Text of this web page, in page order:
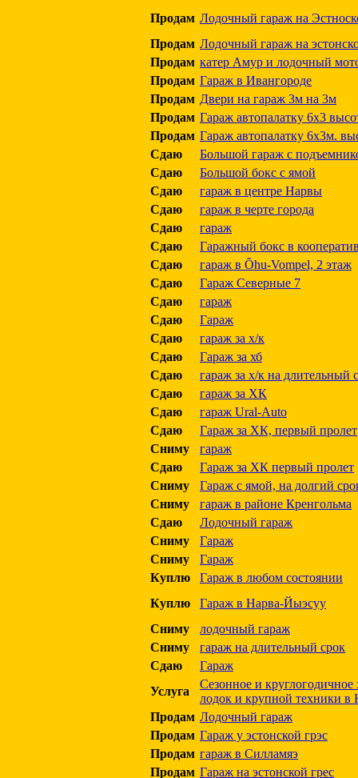
Продам Лодочный гараж на
Продам Лодочный гараж на
Продам катер Амур и лодочный
Продам Гараж в Ивангороде
Продам Двери на гараж 3м на 3м
Продам Гараж автопалатку 6х3
Продам Гараж автопалатку 6х3м.
Сдаю
Большой гараж с
Сдаю
Большой бокс с ямой
Сдаю
гараж в центре Нарвы
Сдаю
гараж в черте города
Сдаю
гараж
Сдаю
Гаражный бокс в
Сдаю
гараж в Õhu-Vompel, 2 этаж
Сдаю
Гараж Северные 7
Сдаю
гараж
Сдаю
Гараж
Сдаю
гараж за х/к
Сдаю
Гараж за хб
Сдаю
гараж за х/к на длительный
Сдаю
гараж за ХК
Сдаю
гараж Ural-Auto
Сдаю
Гараж за ХК, первый пролет
Сниму
гараж
Сдаю
Гараж за ХК первый пролет
Сниму
Гараж с ямой, на долгий
Сниму
гараж в районе Кренгольма
Сдаю
Лодочный гараж
Сниму
Гараж
Сниму
Гараж
Куплю
Гараж в любом состоянии
Куплю
Гараж в Нарва-Йыэсуу
Сниму
лодочный гараж
Сниму
гараж на длительный срок
Сдаю
Гараж
Услуга
Сезонное и круглогодичное
лодок и крупной техники в
Продам Лодочный гараж
Продам Гараж у эстонской грэс
Продам гараж в Силламяэ
Продам Гараж на эстонской грес